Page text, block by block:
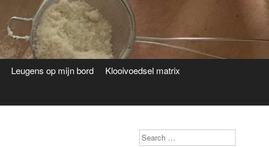
Leugens op mijn bord
Klooivoedsel matrix
Search